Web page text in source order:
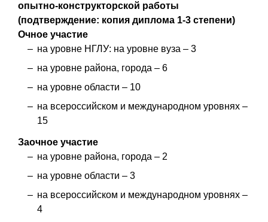
опытно-конструкторской работы
(подтверждение: копия диплома 1-3 степени)
Очное участие
на уровне НГЛУ: на уровне вуза – 3
на уровне района, города – 6
на уровне области – 10
на всероссийском и международном уровнях –
15
Заочное участие
на уровне района, города – 2
на уровне области – 3
на всероссийском и международном уровнях –
4